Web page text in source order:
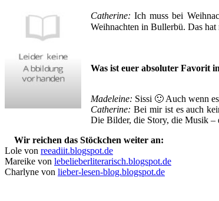
Catherine:Ich muss bei
Weihnachten in Bullerbü. Das
Was ist euer absoluter Favorit
Madeleine: Sissi 🙂 Auch wenn
Catherine: Bei mir ist es auch
Die Bilder, die Story, die Musik –
Wir reichen das Stöckchen weiter an:
Lole von reeadiit.blogspot.de
Mareike von lebelieberliterarisch.blogspot.de
Charlyne von lieber-lesen-blog.blogspot.de